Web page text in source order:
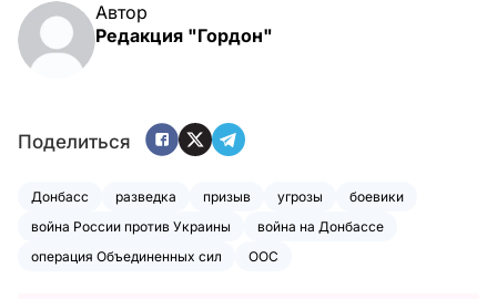
Автор
Редакция "Гордон"
Поделиться
Донбасс разведка призыв угрозы
боевики
война России против Украины
война на Донбассе
операция Объединенных сил
ООС